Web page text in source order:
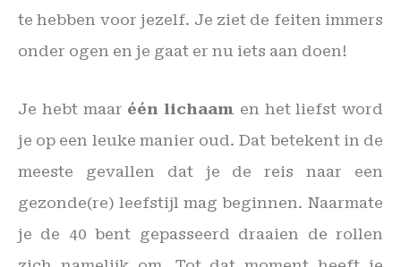
te hebben voor jezelf. Je ziet de feiten immers
onder ogen en je gaat er nu iets aan doen!
Je hebt maar één lichaam en het liefst word
je op een leuke manier oud. Dat betekent in de
meeste gevallen dat je de reis naar een
gezonde(re) leefstijl mag beginnen. Naarmate
je de 40 bent gepasseerd draaien de rollen